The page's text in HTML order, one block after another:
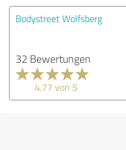
Bodystreet Wolfsberg
32 Bewertungen
4.77 von 5